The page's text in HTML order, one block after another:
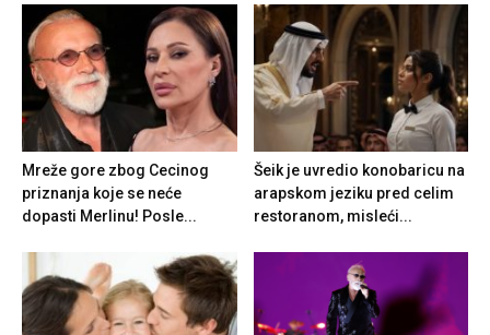
Mreže gore zbog Cecinog
priznanja koje se neće
dopasti Merlinu! Posle...
Šeik je uvredio konobaricu na
arapskom jeziku pred celim
restoranom, misleći...